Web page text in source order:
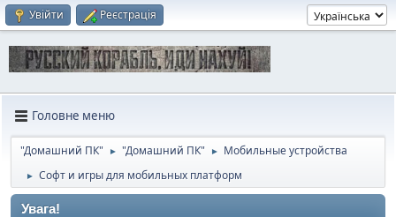
Увійти Реєстрація
Головне меню
"Домашний ПК" ► "Домашний ПК" ► Мобильные устройства
► Софт и игры для мобильных платформ
Увага!